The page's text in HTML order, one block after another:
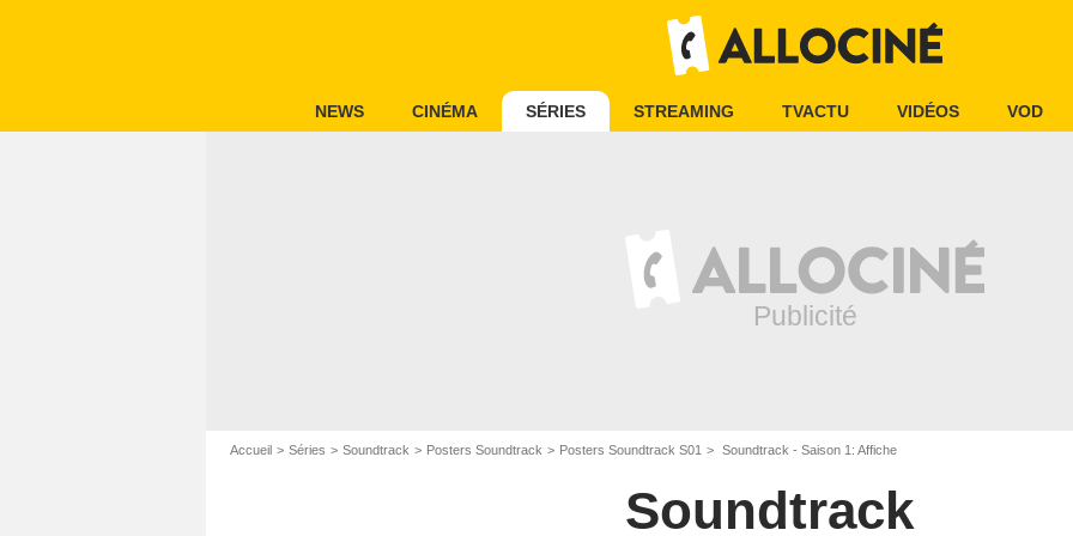
NEWS CINÉMA SÉRIES STREAMING TVACTU VIDÉOS VOD
Accueil Séries Soundtrack Posters Soundtrack Posters Soundtrack S01 Soundtrack - Saison 1: Affiche
Soundtrack